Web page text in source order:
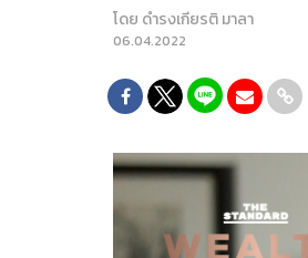
โดย ดำรงเกียรติ มาลา
06.04.2022